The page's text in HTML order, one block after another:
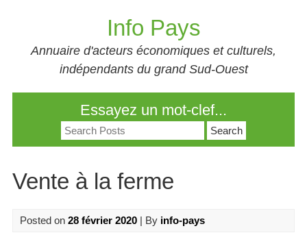
Info Pays
Annuaire d'acteurs économiques et culturels,
indépendants du grand Sud-Ouest
Essayez un mot-clef...
Search
for:
Vente à la ferme
Posted on 28 février 2020| By info-pays